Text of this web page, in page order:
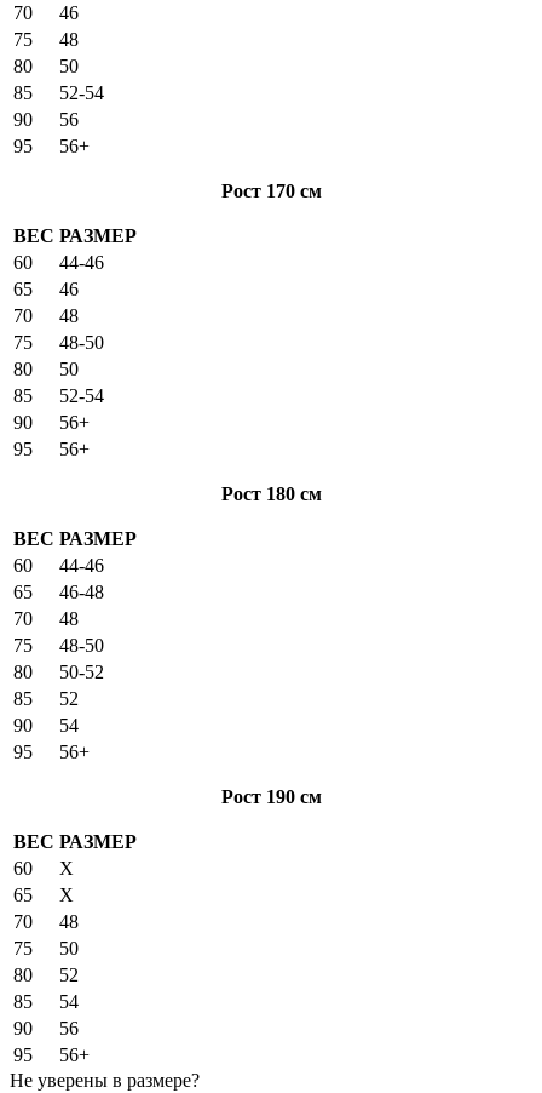
70
46
75
48
80
50
85
52-54
90
56
95
56+
Рост 170 см
ВЕС РАЗМЕР
60
44-46
65
46
70
48
75
48-50
80
50
85
52-54
90
56+
95
56+
Рост 180 см
ВЕС РАЗМЕР
60
44-46
65
46-48
70
48
75
48-50
80
50-52
85
52
90
54
95
56+
Рост 190 см
ВЕС РАЗМЕР
60
X
65
X
70
48
75
50
80
52
85
54
90
56
95
56+
Не уверены в размере?